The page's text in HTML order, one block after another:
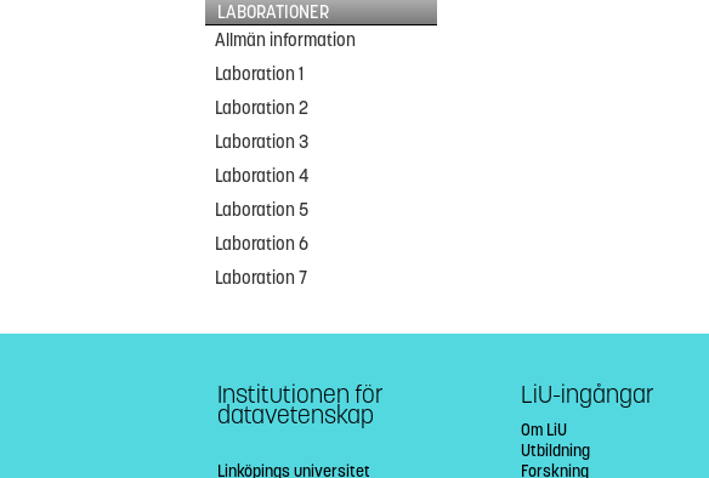
LABORATIONER
Allmän information
Laboration 1
Laboration 2
Laboration 3
Laboration 4
Laboration 5
Laboration 6
Laboration 7
Institutionen för
datavetenskap
Linköpings universitet
LiU-ingångar
Om LiU
Utbildning
Forskning